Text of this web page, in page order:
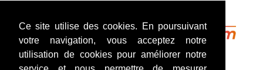
Ce site utilise des cookies. En poursuivant
votre navigation, vous acceptez notre
utilisation de cookies pour améliorer notre